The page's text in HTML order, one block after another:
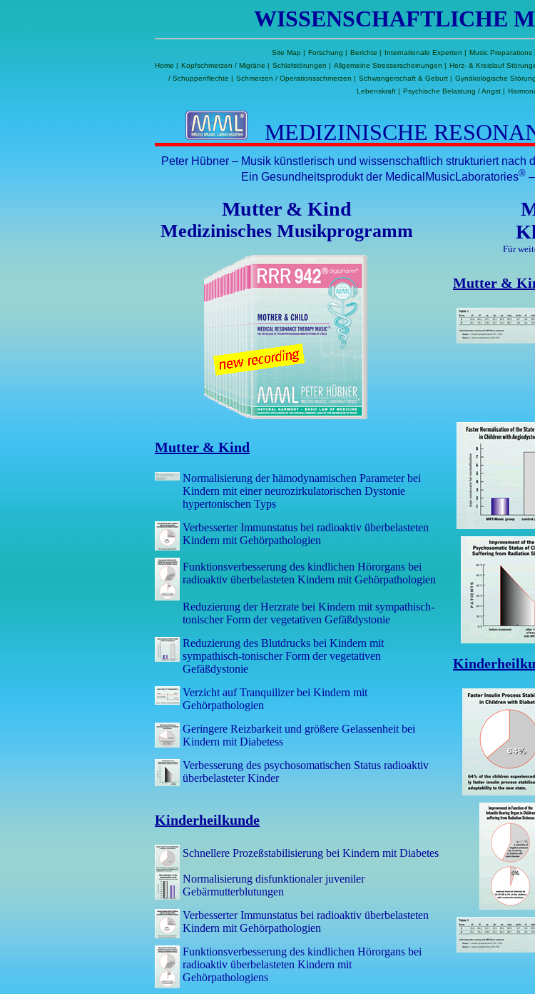
WISSENSCHAFTLICHE
Site Map | Forschung | Berichte | Internationale Experten | Music Preparations|
Home | Kopfschmerzen / Migräne | Schlafstörungen | Allgemeine Stresserscheinungen | Herz- & Kreislauf
/ Schuppenflechte | Schmerzen / Operationsschmerzen | Schwangerschaft & Geburt | Gynäkologische
Lebenskraft| Psychische Belastung / Angst|
MEDIZINISCHE
Peter Hübner – Musik künstlerisch und wissenschaftlich strukturiert
Ein Gesundheitsprodukt der MedicalMusicLaboratories®–
Mutter & Kind
Medizinisches Musikprogramm
Mutter & Kind
Normalisierung der hämodynamischen Parameter bei
Kindern mit einer neurozirkulatorischen Dystonie
hypertonischen Typs
Verbesserter Immunstatus bei radioaktiv überbelasteten
Kindern mit Gehörpathologien
Funktionsverbesserung des kindlichen Hörorgans bei
radioaktiv überbelasteten Kindern mit Gehörpathologien
Reduzierung der Herzrate bei Kindern mit sympathisch-
tonischer Form der vegetativen Gefäßdystonie
Reduzierung des Blutdrucks bei Kindern mit
sympathisch-tonischer Form der vegetativen
Gefäßdystonie
Verzicht auf Tranquilizer bei Kindern mit
Gehörpathologien
Geringere Reizbarkeit und größere Gelassenheit bei
Kindern mit Diabetess
Verbesserung des psychosomatischen Status radioaktiv
überbelasteter Kinder
Kinderheilkunde
Schnellere Prozeßstabilisierung bei Kindern mit Diabetes
Normalisierung disfunktionaler juveniler
Gebärmutterblutungen
Verbesserter Immunstatus bei radioaktiv überbelasteten
Kindern mit Gehörpathologien
Funktionsverbesserung des kindlichen Hörorgans bei
radioaktiv überbelasteten Kindern mit
Gehörpathologiens
Für
Mutter &